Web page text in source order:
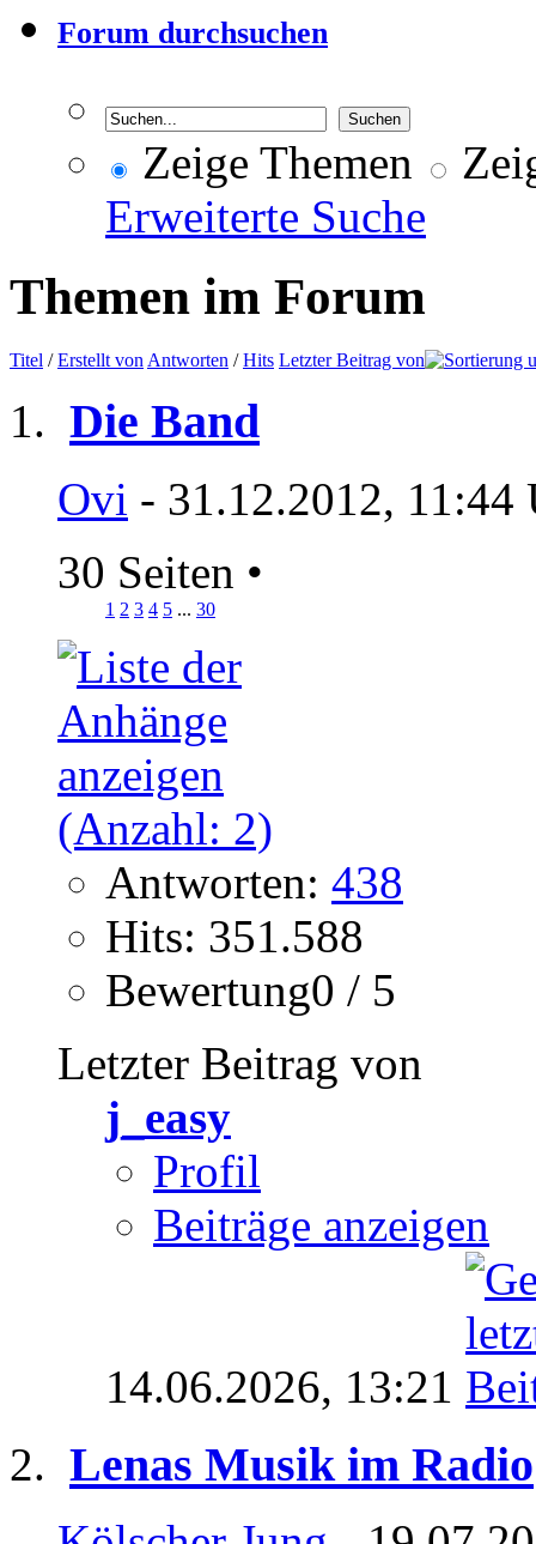
Forum durchsuchen
Zeige Themen
Erweiterte Suche
Themen im Forum
Titel /Erstellt von Antworten /Hits Letzter Beitrag von
Die Band
Ovi - 31.12.2012, 11:44
30 Seiten •
1 2 3 4 5 ... 30
Antworten: 438
Hits: 351.588
Bewertung0 / 5
Letzter Beitrag von
j_easy
Profil
Beiträge anzeigen
14.06.2026, 13:21
Lenas Musik im Radio